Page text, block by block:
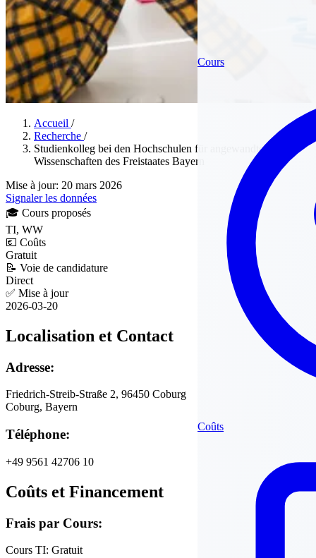
Cours
Coûts
Accueil /
Recherche /
Studienkolleg bei den Hochschulen für angewandte
Wissenschaften des Freistaates Bayern
Mise à jour: 20 mars 2026
Signaler les données
🎓 Cours proposés
TI, WW
💶 Coûts
Gratuit
📝 Voie de candidature
Direct
✅ Mise à jour
2026-03-20
Localisation et Contact
Adresse:
Friedrich-Streib-Straße 2, 96450 Coburg
Coburg, Bayern
Téléphone:
+49 9561 42706 10
Coûts et Financement
Frais par Cours:
Cours TI: Gratuit